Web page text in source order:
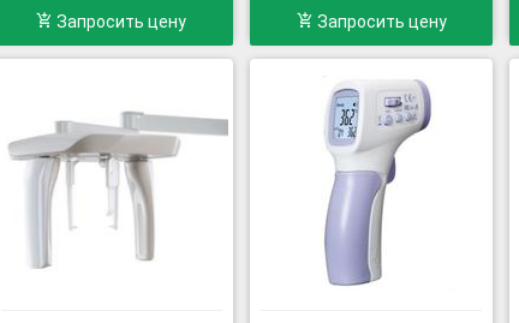
Запросить цену Запросить цену